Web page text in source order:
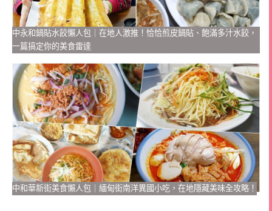
中永和鍋貼水餃懶人包｜在地人激推！恰恰煎皮鍋貼、飽滿多汁水餃，
一篇搞定你的美食雷達
中和華新街美食懶人包｜緬甸街南洋異國小吃，在地隱藏美味全攻略！